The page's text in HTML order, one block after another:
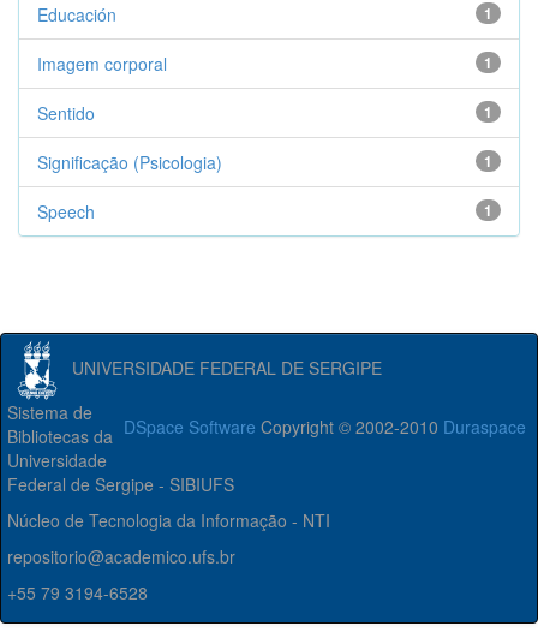
1
Educación
1
Imagem corporal
1
Sentido
1
Significação (Psicologia)
1
Speech
UNIVERSIDADE FEDERAL DE SERGIPE
DSpace Software Copyright © 2002-2010 Duraspace
Sistema de
Bibliotecas da
Universidade
Federal de Sergipe - SIBIUFS
Núcleo de Tecnologia da Informação - NTI
repositorio@academico.ufs.br
+55 79 3194-6528